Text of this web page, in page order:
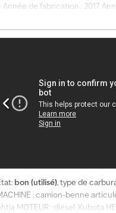
Année de fabrication : 2017
Numéro de série :
sur l’entreprise =
port d’Anvers. Horaires
bon (utilisé), type de
: camion-benne articulé
MOTEUR : diesel, Kubota